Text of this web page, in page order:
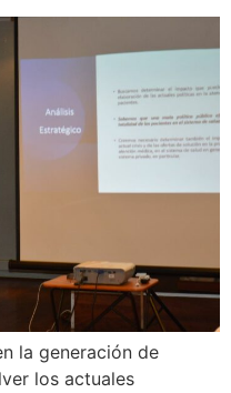
la generación de
los actuales